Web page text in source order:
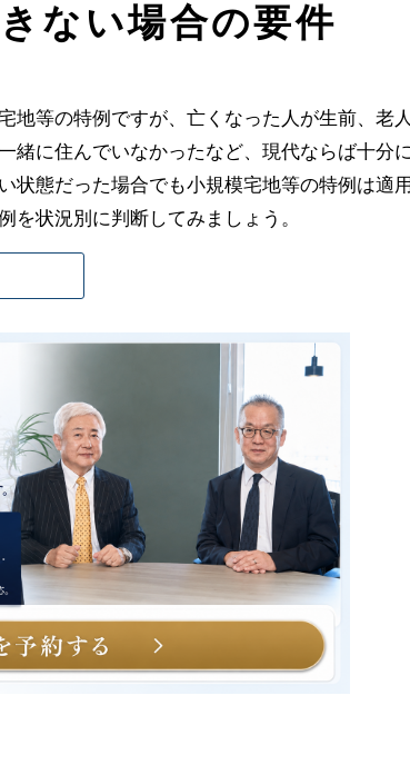
ない場合の要件
地等の特例ですが、亡くなった人が生前、老
緒に住んでいなかったなど、現代ならば十分
状態だった場合でも小規模宅地等の特例は適
状況別に判断してみましょう。